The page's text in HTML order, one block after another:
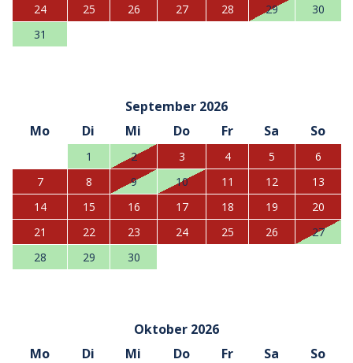
24
25 26 27 28 29
30
31
September 2026
Mo
Di Mi Do Fr Sa So
1 2 3 4 5
6
7
8 9 10 11 12
13
14
15 16 17 18 19
20
21
22 23 24 25 26
27
28
29 30
Oktober 2026
Mo
Di Mi Do Fr Sa So